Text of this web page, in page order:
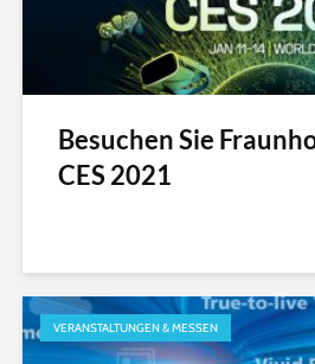
Besuchen Sie
CES 2021
VERANSTALTUNGEN & MESSEN